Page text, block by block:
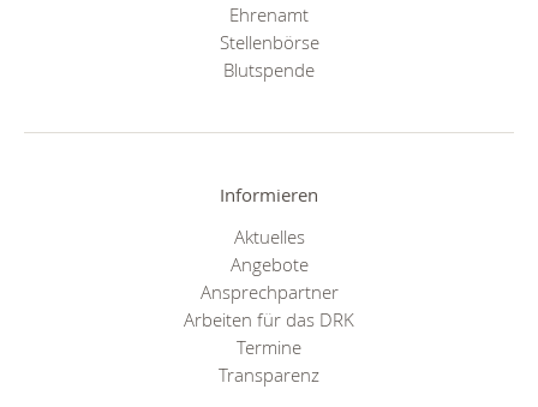
Ehrenamt
Stellenbörse
Blutspende
Informieren
Aktuelles
Angebote
Ansprechpartner
Arbeiten für das DRK
Termine
Transparenz